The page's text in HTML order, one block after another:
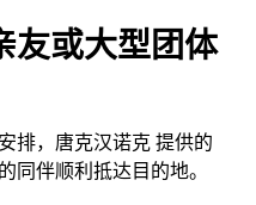
友或大型团体
排，唐克汉诺克 提供的
同伴顺利抵达目的地。